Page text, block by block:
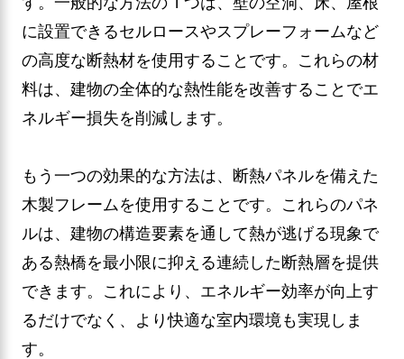
に設置できるセルロースやスプレーフォームなど
の高度な断熱材を使用することです。これらの材
料は、建物の全体的な熱性能を改善することでエ
ネルギー損失を削減します。
もう一つの効果的な方法は、断熱パネルを備えた
木製フレームを使用することです。これらのパネ
ルは、建物の構造要素を通して熱が逃げる現象で
ある熱橋を最小限に抑える連続した断熱層を提供
できます。これにより、エネルギー効率が向上す
るだけでなく、より快適な室内環境も実現しま
す。